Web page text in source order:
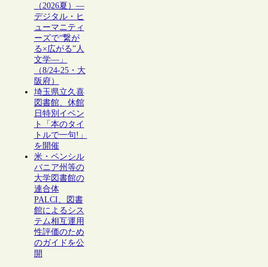
（2026夏）―
デジタル・ヒ
ューマニティ
ーズで“繋が
る×広がる”人
文学―」
（8/24-25・大
阪府）
埼玉県立久喜
図書館、休館
日特別イベン
ト「本のタイ
トルで一句!」
を開催
米・ペンシル
バニア州等の
大学図書館の
連合体
PALCI、図書
館によるシス
テム相互運用
性評価のため
のガイドを公
開